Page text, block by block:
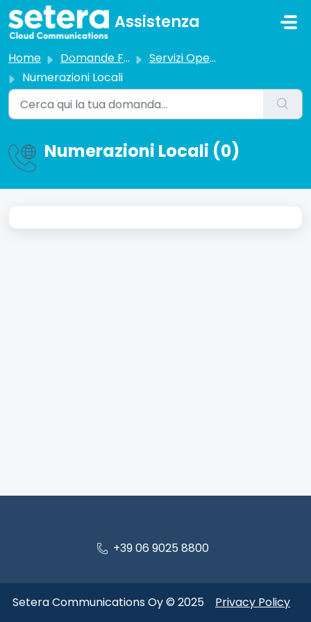
Salta al contenuto principale
Assistenza
Home Domande Frequenti (FAQ)
Servizi Operatore Setera
Numerazioni Locali
Numerazioni Locali (0)
+39 06 9025 8800
Setera Communications Oy © 2025 Privacy Policy